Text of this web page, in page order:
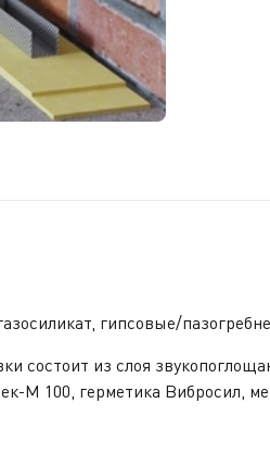
гипсовые/
состоит из слоя
М 100, герметика Вибросил,